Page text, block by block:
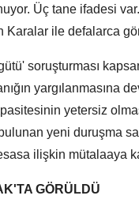
Üç tane ifadesi
Karalar ile defalarca
soruşturması
yargılanmasına
yetersiz
yeni duruşma
ilişkin mütalaaya
GÖRÜLDÜ